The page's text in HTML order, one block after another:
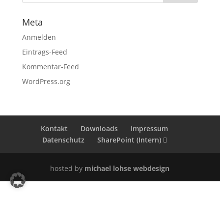
Meta
Anmelden
Eintrags-Feed
Kommentar-Feed
WordPress.org
Kontakt Downloads
Impressum
Datenschutz
SharePoint (Intern)
hosted by michael lohse webdesign